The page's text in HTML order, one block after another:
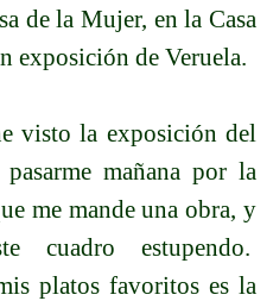
de la Mujer, en la Casa
exposición de Veruela.
visto la exposición del
mañana por la
me mande una obra, y
cuadro estupendo.
platos favoritos es la